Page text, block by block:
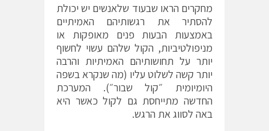
מחקרים הראו שבעוד שלאנשים יש יכולת
להסתיר את רגשותיהם האמיתיים
באמצעות הבעות פנים מאופקות או
מניפולטיביות, הקול שלהם עשוי לחשוף
יותר על תחושותיהם האמיתיות והרבה
יותר קשה לשלוט עליו (מה שנקרא בשפה
היומיומית ״קול שבור״). המערכת
החדשה מתייחסת גם לקול כאשר היא
באה לסווג את הרגש.